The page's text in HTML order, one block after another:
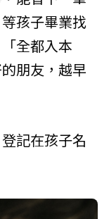
孩子畢業找
全都入本
朋友，越早
記在孩子名